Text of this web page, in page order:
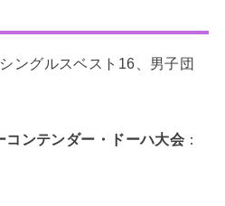
シングルスベスト16、男子団
ンテンダー・ドーハ大会 ：